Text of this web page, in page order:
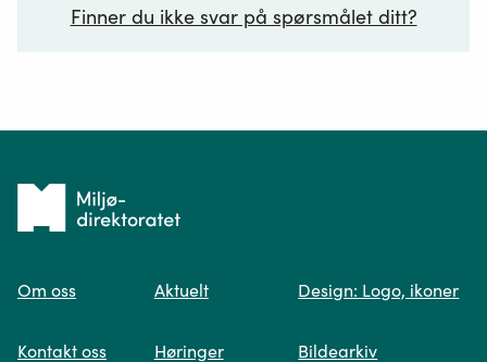
Finner du ikke svar på spørsmålet ditt?
Spør oss
Tilbake
forsiden
Om oss
Kontakt oss
Aktuelt
Høringer
Design: Logo, ikoner
Bildearkiv